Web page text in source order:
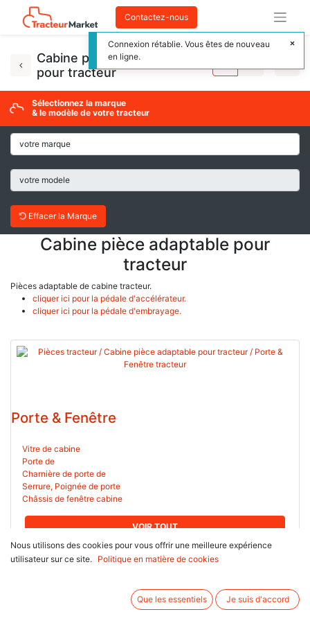
Contactez-nous
Cabine pièce adaptable
pour tracteur
Sélectionnez la marque
& le modèle de votre tracteur
Effacer la Marque
Cabine pièce adaptable pour
tracteur
Pièces adaptable de cabine tracteur.
cliquer ici pour la pédale d'accélérateur.
cliquer ici pour la pédale d'embrayage.
Porte & Fenêtre
Vitre de cabine
Porte de
Charnière de porte de
Serrure, Poignée de porte
Châssis de fenêtre cabine
VOIR TOUT
Nous utilisons des cookies pour vous offrir une meilleure expérience
utilisateur sur ce site.
Politique en matière de cookies
Que les essentiels Je suis d'accord
Connexion rétablie. Vous êtes de nouveau
en ligne.